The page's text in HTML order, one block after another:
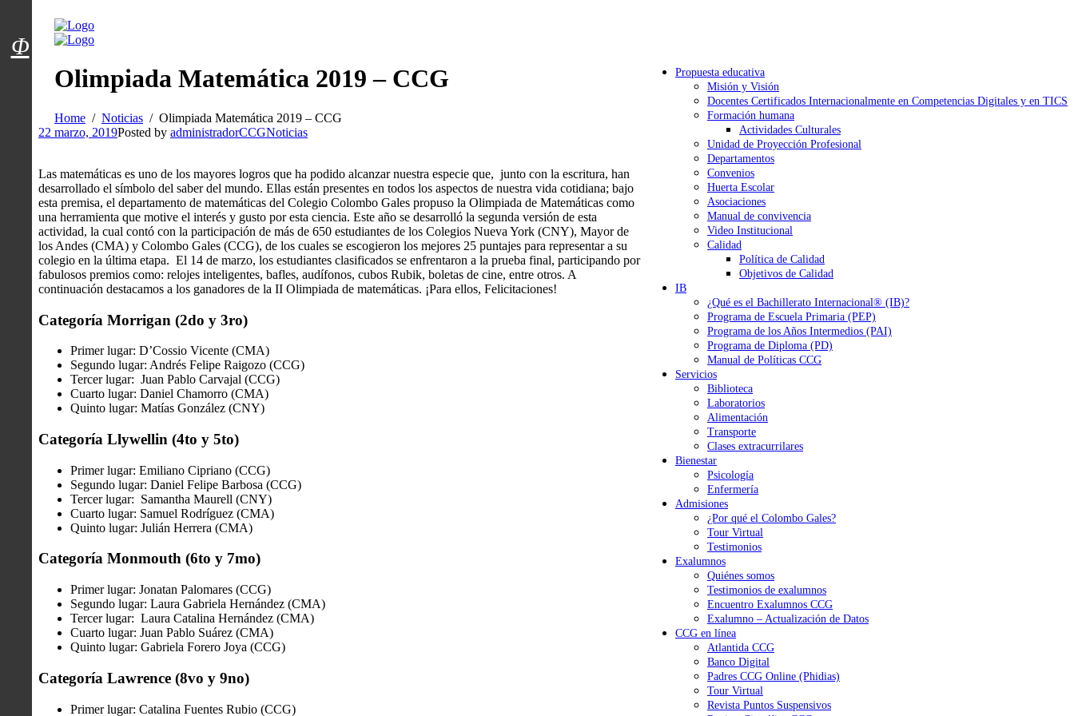
Menú usuarios
Propuesta educativa
Misión y Visión
Docentes Certificados Internacionalmente en Competencias Digitales y en TICS
Formación humana
Actividades Culturales
Unidad de Proyección Profesional
Departamentos
Convenios
Huerta Escolar
Asociaciones
Manual de convivencia
Video Institucional
Calidad
Política de Calidad
Objetivos de Calidad
IB
¿Qué es el Bachillerato Internacional® (IB)?
Programa de Escuela Primaria (PEP)
Programa de los Años Intermedios (PAI)
Programa de Diploma (PD)
Manual de Políticas CCG
Servicios
Biblioteca
Laboratorios
Alimentación
Transporte
Clases extracurrilares
Bienestar
Psicología
Enfermería
Admisiones
¿Por qué el Colombo Gales?
Tour Virtual
Testimonios
Exalumnos
Quiénes somos
Testimonios de exalumnos
Encuentro Exalumnos CCG
Exalumno – Actualización de Datos
CCG en línea
Atlantida CCG
Banco Digital
Padres CCG Online (Phidias)
Tour Virtual
Revista Puntos Suspensivos
Olimpiada Matemática 2019 – CCG
Home Noticias
Olimpiada Matemática 2019 – CCG
22 marzo, 2019Posted by administradorCCGNoticias
Las matemáticas es uno de los mayores logros que ha podido alcanzar nuestra especie que, junto con la escritura, han
desarrollado el símbolo del saber del mundo. Ellas están presentes en todos los aspectos de nuestra vida cotidiana; bajo
esta premisa, el departamento de matemáticas del Colegio Colombo Gales propuso la Olimpiada de Matemáticas como
una herramienta que motive el interés y gusto por esta ciencia. Este año se desarrolló la segunda versión de esta
actividad, la cual contó con la participación de más de 650 estudiantes de los Colegios Nueva York (CNY), Mayor de
los Andes (CMA) y Colombo Gales (CCG), de los cuales se escogieron los mejores 25 puntajes para representar a su
colegio en la última etapa. El 14 de marzo, los estudiantes clasificados se enfrentaron a la prueba final, participando por
fabulosos premios como: relojes inteligentes, bafles, audífonos, cubos Rubik, boletas de cine, entre otros. A
continuación destacamos a los ganadores de la II Olimpiada de matemáticas. ¡Para ellos, Felicitaciones!
Categoría Morrigan (2do y 3ro)
Primer lugar: D’Cossio Vicente (CMA)
Segundo lugar: Andrés Felipe Raigozo (CCG)
Tercer lugar: Juan Pablo Carvajal (CCG)
Cuarto lugar: Daniel Chamorro (CMA)
Quinto lugar: Matías González (CNY)
Categoría Llywellin (4to y 5to)
Primer lugar: Emiliano Cipriano (CCG)
Segundo lugar: Daniel Felipe Barbosa (CCG)
Tercer lugar: Samantha Maurell (CNY)
Cuarto lugar: Samuel Rodríguez (CMA)
Quinto lugar: Julián Herrera (CMA)
Categoría Monmouth (6to y 7mo)
Primer lugar: Jonatan Palomares (CCG)
Segundo lugar: Laura Gabriela Hernández (CMA)
Tercer lugar: Laura Catalina Hernández (CMA)
Cuarto lugar: Juan Pablo Suárez (CMA)
Quinto lugar: Gabriela Forero Joya (CCG)
Categoría Lawrence (8vo y 9no)
Primer lugar: Catalina Fuentes Rubio (CCG)
Φ